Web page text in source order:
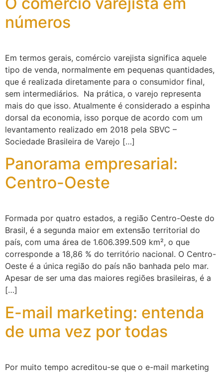
números
Em termos gerais, comércio varejista significa aquele
tipo de venda, normalmente em pequenas quantidades,
que é realizada diretamente para o consumidor final,
sem intermediários. Na prática, o varejo representa
mais do que isso. Atualmente é considerado a espinha
dorsal da economia, isso porque de acordo com um
levantamento realizado em 2018 pela SBVC –
Sociedade Brasileira de Varejo […]
Panorama empresarial:
Centro-Oeste
Formada por quatro estados, a região Centro-Oeste do
Brasil, é a segunda maior em extensão territorial do
país, com uma área de 1.606.399.509 km², o que
corresponde a 18,86 % do território nacional. O Centro-
Oeste é a única região do país não banhada pelo mar.
Apesar de ser uma das maiores regiões brasileiras, é a
[…]
E-mail marketing: entenda
de uma vez por todas
Por muito tempo acreditou-se que o e-mail marketing